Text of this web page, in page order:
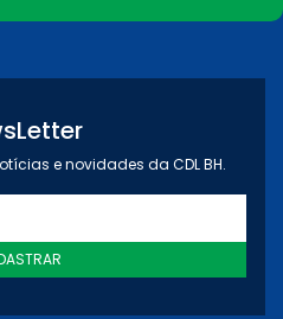
e novidades da CDL BH.